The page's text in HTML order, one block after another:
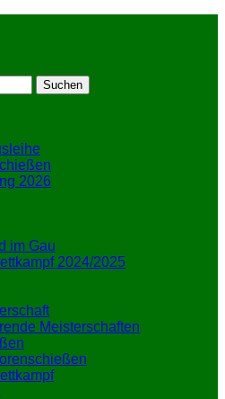
2026
im Gau
2024/2025
Meisterschaften